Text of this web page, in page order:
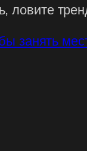
ловите
занять